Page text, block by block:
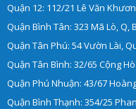
Quận 12: 112/21 Lê Văn
Quận Bình Tân: 323 Mã Lò, Q,
Quận Tân Phú: 54 Vườn Lài,
Quận Tân Bình: 32/65 Cộng
Quận Phú Nhuận: 43/67
Quận Bình Thạnh: 354/25